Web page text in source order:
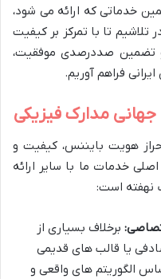
خدماتی که ارائه می شود،
تا با تمرکز بر کیفیت
تضمین صددرصدی موفقیت،
فراهم آوریم.
جهانی مدارک فیزیکی
هویت بایننس، کیفیت و
خدمات ما با سایر ارائه
نهفته است:
برخلاف بسیاری از
یا قالب های قدیمی
الگوریتم های واقعی و